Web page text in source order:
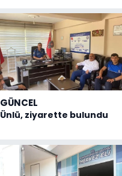
GÜNCEL
Ünlü, ziyarette bulundu